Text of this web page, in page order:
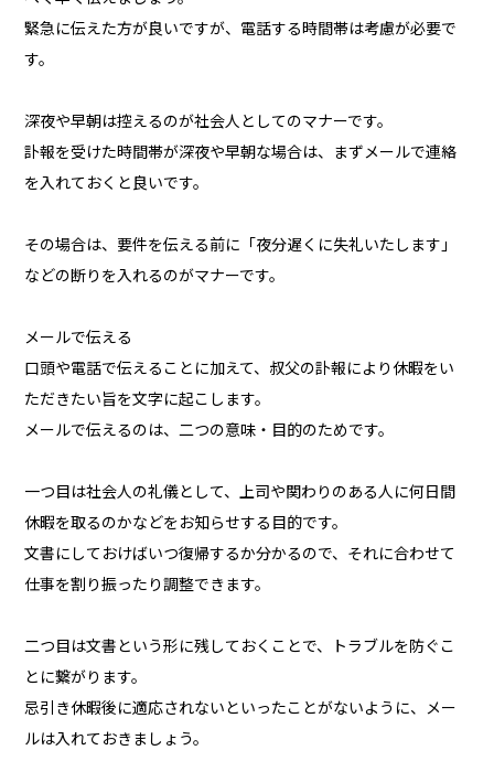
緊急に伝えた方が良いですが、電話する時間帯は考慮が必要で
す。
深夜や早朝は控えるのが社会人としてのマナーです。
訃報を受けた時間帯が深夜や早朝な場合は、まずメールで連絡
を入れておくと良いです。
その場合は、要件を伝える前に「夜分遅くに失礼いたします」
などの断りを入れるのがマナーです。
メールで伝える
口頭や電話で伝えることに加えて、叔父の訃報により休暇をい
ただきたい旨を文字に起こします。
メールで伝えるのは、二つの意味・目的のためです。
一つ目は社会人の礼儀として、上司や関わりのある人に何日間
休暇を取るのかなどをお知らせする目的です。
文書にしておけばいつ復帰するか分かるので、それに合わせて
仕事を割り振ったり調整できます。
二つ目は文書という形に残しておくことで、トラブルを防ぐこ
とに繋がります。
忌引き休暇後に適応されないといったことがないように、メー
ルは入れておきましょう。